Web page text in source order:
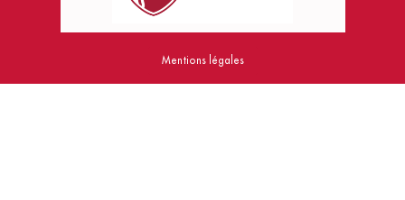
Mentions légales